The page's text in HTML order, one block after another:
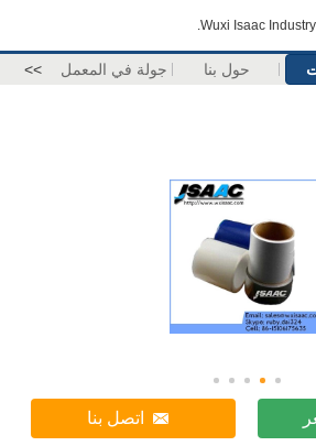
Wuxi Isaac Industry
حول بنا جولة في المعمل >>
اتصل بنا